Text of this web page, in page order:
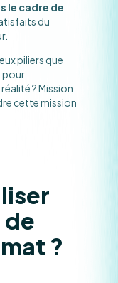
le cadre de
du
piliers que
pour
? Mission
cette mission
de
?